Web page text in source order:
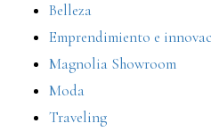
Belleza
Emprendimiento e
Magnolia Showroom
Moda
Traveling